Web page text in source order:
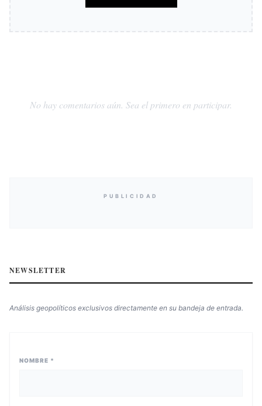
No hay comentarios aún. Sea el primero en participar.
PUBLICIDAD
NEWSLETTER
Análisis geopolíticos exclusivos directamente en su bandeja de entrada.
NOMBRE *